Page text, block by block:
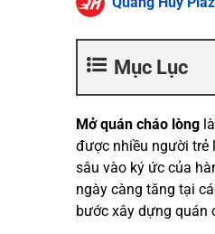
Mục Lục
Mở quán cháo lòng
được nhiều người trẻ
sâu vào ký ức của
ngày càng tăng tại
bước xây dựng quán